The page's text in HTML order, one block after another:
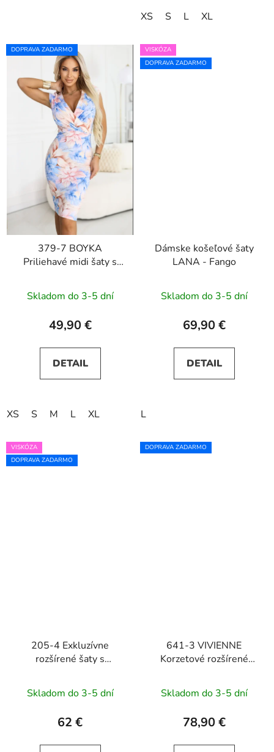
XS S L XL
DOPRAVA ZADARMO
379-7 BOYKA
Priliehavé midi šaty s
béžové kvety
Skladom do 3-5 dní
49,90 €
DETAIL
XS S M L XL
VISKÓZA
DOPRAVA ZADARMO
Dámske košeľové šaty
LANA - Fango
Skladom do 3-5 dní
69,90 €
DETAIL
L
VISKÓZA
DOPRAVA ZADARMO
205-4 Exkluzívne
rozšírené šaty s
LAURA - zelené
Skladom do 3-5 dní
62 €
DOPRAVA ZADARMO
641-3 VIVIENNE
Korzetové rozšírené
žltá
Skladom do 3-5 dní
78,90 €